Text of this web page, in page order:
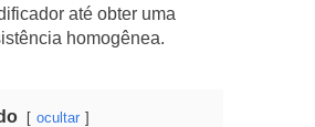
até obter uma
homogênea.
ocultar